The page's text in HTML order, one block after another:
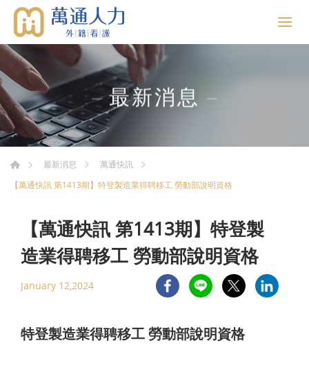
最新消息
最新消息
萬通快訊
【萬通快訊 第1413期】特登製造業得聘移工 勞動部說明資格
【萬通快訊 第1413期】特登製
造業得聘移工 勞動部說明資格
January 12,2024
特登製造業得聘移工 勞動部說明資格